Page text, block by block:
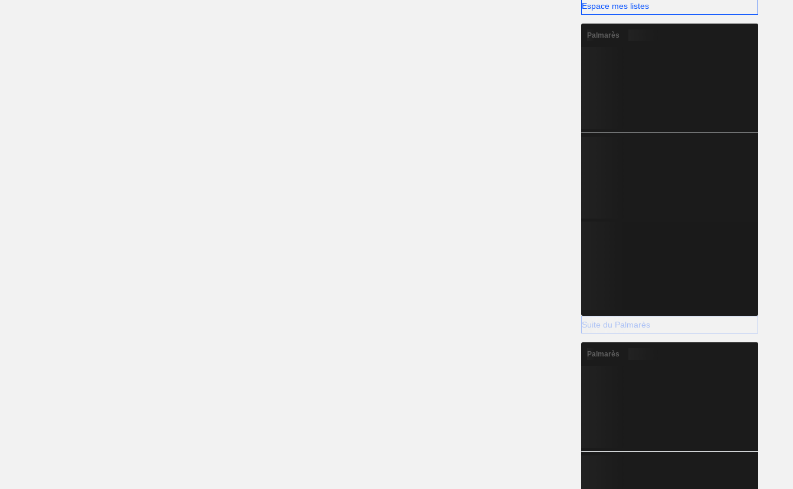
Espace mes listes
Palmarès
Suite du Palmarès
Palmarès